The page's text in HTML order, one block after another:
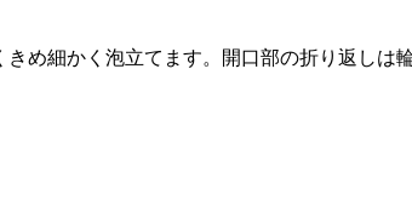
め細かく泡立てます。開口部の折り返しは